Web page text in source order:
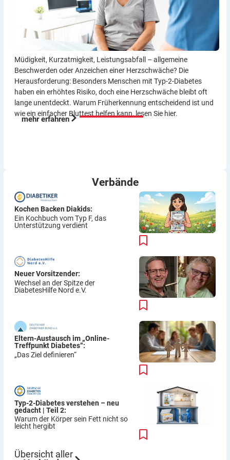
Müdigkeit, Kurzatmigkeit, Leistungsabfall – allgemeine
Beschwerden oder Anzeichen einer Herzschwäche? Die
Herausforderung: Besonders Menschen mit Typ-2-Diabetes
haben ein erhöhtes Risiko, doch eine Herzschwäche bleibt oft
lange unentdeckt. Warum Früherkennung entscheidend ist und
wie ein einfacher Bluttest helfen kann, lesen Sie hier.
mehr erfahren
Verbände
Kochen Backen Diakids:
Ein Kochbuch vom Typ F, das
Unterstützung verdient
Neuer Vorsitzender:
Wechsel an der Spitze der
DiabetesHilfe Nord e.V.
Eltern-Austausch im „Online-
Treffpunkt Diabetes“:
„Das Ziel definieren“
Typ-2-Diabetes verstehen – neu
gedacht | Teil 2:
Warum der Körper sein Fett nicht so
leicht hergibt
Übersicht aller